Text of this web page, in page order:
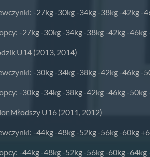
-27kg -30kg -34kg -38kg -42kg -
-27kg -30kg -34kg -38kg -42kg -46kg
U14 (2013, 2014)
-30kg -34kg -38kg -42kg -46kg -
-30kg -34kg -38kg -42kg -46kg -
Młodszy U16 (2011, 2012)
-44kg -48kg -52kg -56kg -60kg
-44kg -48kg -52kg -56kg -60kg -64kg